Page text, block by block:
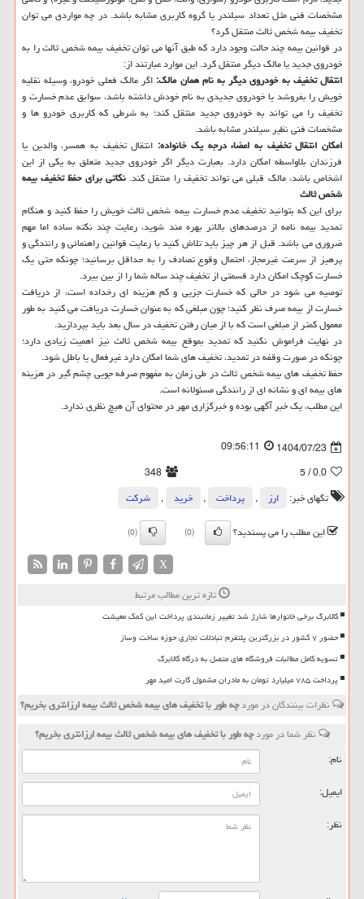
مشخصات فنی مثل تعداد سیلندر یا گروه کاربری مشابه باشد. در چه مواردی می توان
تخفیف بیمه شخص ثالث منتقل کرد؟
در قوانین بیمه چند حالت وجود دارد که طبق آنها می توان تخفیف بیمه شخص ثالث را به
خودروی جدید یا مالک دیگر منتقل کرد. این موارد عبارتند از:
انتقال تخفیف به خودروی دیگر به نام همان مالک: اگر مالک فعلی خودرو، وسیله نقلیه
خویش را بفروشد یا خودروی جدیدی به نام خودش داشته باشد، سوابق عدم خسارت و
تخفیف را می تواند به خودروی جدید منتقل کند؛ به شرطی که کاربری خودرو ها و
مشخصات فنی نظیر سیلندر مشابه باشد.
امکان انتقال تخفیف به اعضاء درجه یک خانواده: انتقال تخفیف به همسر، والدین یا
فرزندان بلاواسطه امکان دارد. بعبارت دیگر اگر خودروی جدید متعلق به یکی از این
اشخاص باشد، مالک قبلی می تواند تخفیف را منتقل کند.نکاتی برای حفظ تخفیف بیمه
شخص ثالث
برای این که بتوانید تخفیف عدم خسارت بیمه شخص ثالث خویش را حفظ کنید و هنگام
تمدید بیمه نامه از درصدهای بالاتر بهره مند شوید، رعایت چند نکته ساده اما مهم
ضروری می باشد. قبل از هر چیز باید تلاش کنید با رعایت قوانین راهنمائی و رانندگی و
پرهیز از سرعت غیرمجاز، احتمال وقوع تصادف را به حداقل برسانید؛ چونکه حتی یک
خسارت کوچک امکان دارد قسمتی از تخفیف چند ساله شما را از بین ببرد.
توصیه می شود در حالی که خسارت جزیی و کم هزینه ای رخداده است، از دریافت
خسارت از بیمه صرف نظر کنید؛ چون مبلغی که به عنوان خسارت دریافت می کنید به طور
معمول کمتر از مبلغی است که با از میان رفتن تخفیف در سال بعد باید بپردازید.
در نهایت فراموش نکنید که تمدید بموقع بیمه شخص ثالث نیز اهمیت زیادی دارد؛
چونکه در صورت وقفه در تمدید، تخفیف های شما امکان دارد غیرفعال یا باطل شود.
حفظ تخفیف های بیمه شخص ثالث در طی زمان به مفهوم صرفه جویی چشم گیر در هزینه
های بیمه ای و نشانه ای از رانندگی مسئولانه است.
این مطلب، یک خبر آگهی بوده و خبرگزاری مهر در محتوای آن هیچ نظری ندارد.
1404/07/23
09:56:11
0.0
/ 5
348
تگهای خبر:
ارز , پرداخت , خرید ,
شركت
این مطلب را می پسندید؟
(0)
(0)
X
تازه ترین مطالب مرتبط
کالابرگ برخی خانوارها شارژ شد تغییر زمانبندی پرداخت این کمک معیشت
حضور ۷ کشور در بزرگترین پلتفرم تبادلات تجاری حوزه ساخت وساز
تسویه کامل مطالبات فروشگاه های متصل به درگاه کالابرگ
پرداخت ۷۸۵ میلیارد تومان به مادران مشمول کارت امید مهر
نظرات بینندگان در موردچه طور با تخفیف های بیمه شخص ثالث بیمه ارزانتری بخریم؟
نظر شما در موردچه طور با تخفیف های بیمه شخص ثالث بیمه ارزانتری بخریم؟
نام:
ایمیل:
نظر: